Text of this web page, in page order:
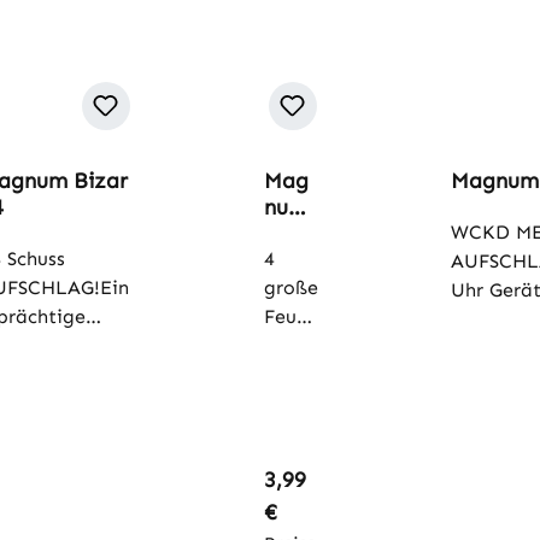
Bizar
Schuss
Mag
num
derki
ng 1"
Big
4
große
Feuer
Blink
ern
Regulärer Preis:
3,99
€
WCKD
Uhr